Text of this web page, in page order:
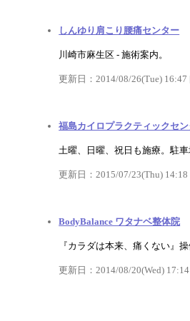
しんゆり肩こり腰痛センター
川崎市麻生区 - 施術案内。
更新日：2014/08/26(Tue) 16:47
福島カイロプラクティックセ
土曜、日曜、祝日も施療。駐
更新日：2015/07/23(Thu) 14:18
BodyBalance ワタナベ整体院
『カラダは本来、痛くない』
更新日：2014/08/20(Wed)